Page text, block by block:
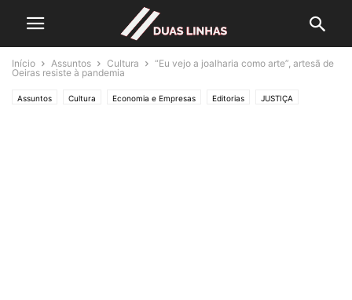
Início Assuntos Cultura
“Eu vejo a joalharia como arte”, artesã de
Oeiras resiste à pandemia
Assuntos Cultura Economia e Empresas Editorias JUSTIÇA